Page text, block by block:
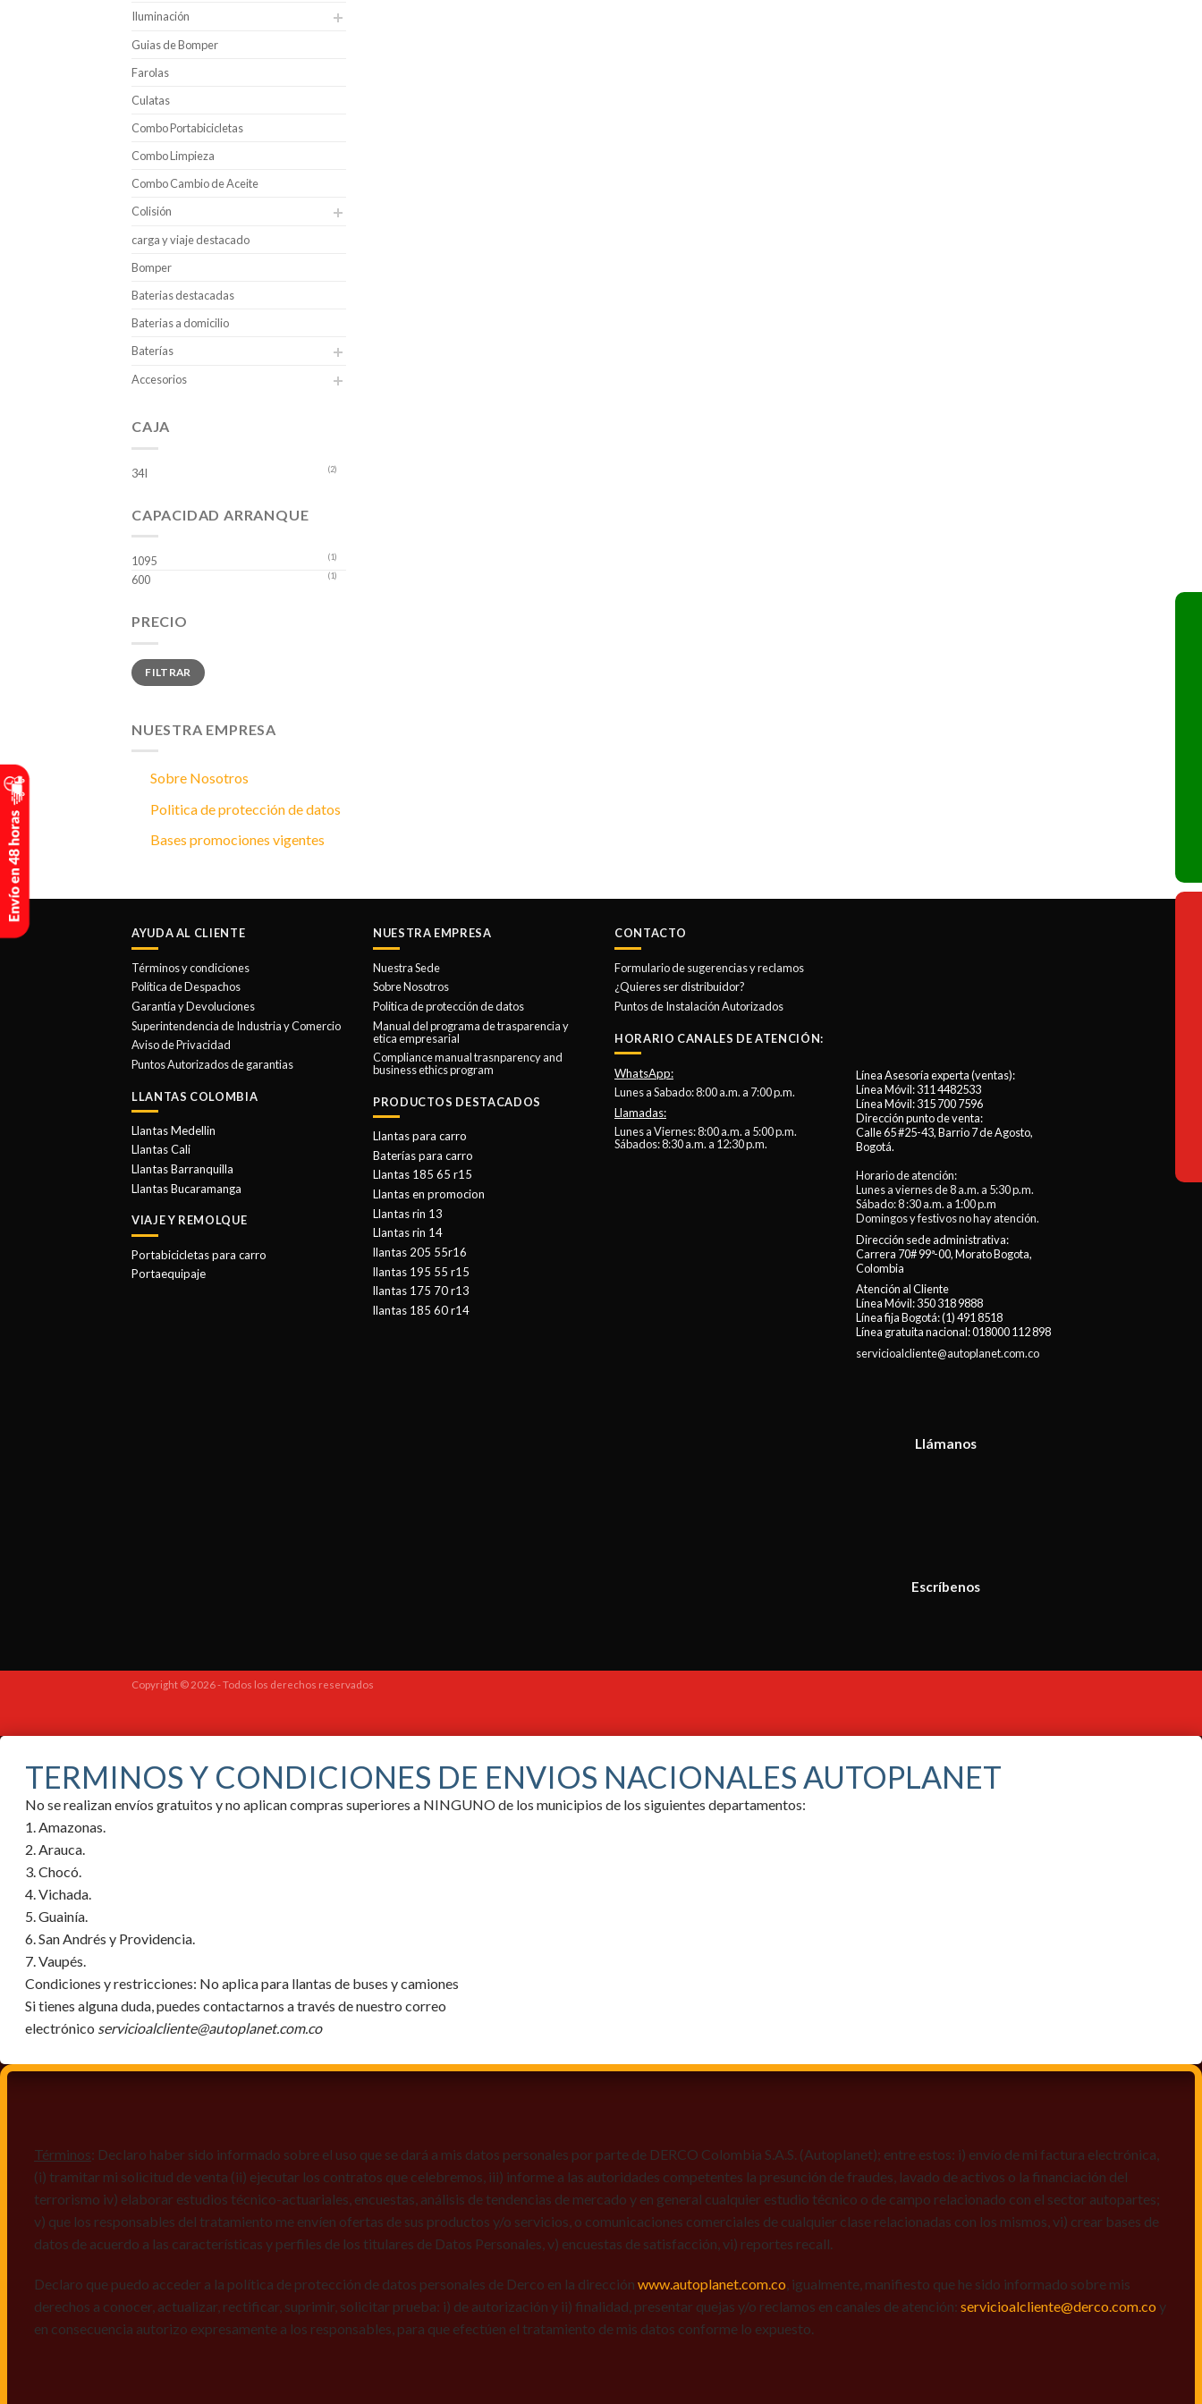
Iluminación
Guias de Bomper
Farolas
Culatas
Combo Portabicicletas
Combo Limpieza
Combo Cambio de Aceite
Colisión
carga y viaje destacado
Bomper
Baterias destacadas
Baterias a domicilio
Baterías
Accesorios
CAJA
34I (2)
CAPACIDAD ARRANQUE
1095 (1)
600 (1)
PRECIO
Precio
mínimo
Precio
máximo
FILTRAR
NUESTRA EMPRESA
Sobre Nosotros
Politica de protección de datos
Bases promociones vigentes
AYUDA AL CLIENTE
Términos y condiciones
Política de Despachos
Garantía y Devoluciones
Superintendencia de Industria y Comercio
Aviso de Privacidad
Puntos Autorizados de garantias
LLANTAS COLOMBIA
Llantas Medellin
Llantas Cali
Llantas Barranquilla
Llantas Bucaramanga
VIAJE Y REMOLQUE
Portabicicletas para carro
Portaequipaje
NUESTRA EMPRESA
Nuestra Sede
Sobre Nosotros
Politica de protección de datos
Manual del programa de trasparencia y
etica empresarial
Compliance manual trasnparency and
business ethics program
PRODUCTOS DESTACADOS
Llantas para carro
Baterías para carro
Llantas 185 65 r15
Llantas en promocion
Llantas rin 13
Llantas rin 14
llantas 205 55r16
llantas 195 55 r15
llantas 175 70 r13
llantas 185 60 r14
CONTACTO
Formulario de sugerencias y reclamos
¿Quieres ser distribuidor?
Puntos de Instalación Autorizados
HORARIO CANALES DE ATENCIÓN:
WhatsApp:
Lunes a Sabado: 8:00 a.m. a 7:00 p.m.
Llamadas:
Lunes a Viernes: 8:00 a.m. a 5:00 p.m.
Sábados: 8:30 a.m. a 12:30 p.m.
Línea Asesoría experta (ventas):
Línea Móvil:311 4482533
Línea Móvil:315 700 7596
Dirección punto de venta:
Calle 65 #25-43, Barrio 7 de Agosto,
Bogotá.
Horario de atención:
Lunes a viernes de 8 a.m. a 5:30 p.m.
Sábado: 8 :30 a.m. a 1:00 p.m
Domingos y festivos no hay atención.
Dirección sede administrativa:
Carrera 70# 99ª-00, Morato Bogota,
Colombia
Atención al Cliente
Línea Móvil:350 318 9888
Línea fija Bogotá:(1) 491 8518
Línea gratuita nacional:018000 112 898
servicioalcliente@autoplanet.com.co
Llámanos
Escríbenos
Copyright © 2026 - Todos los derechos reservados
TERMINOS Y CONDICIONES DE ENVIOS NACIONALES AUTOPLANET
No se realizan envíos gratuitos y no aplican compras superiores a NINGUNO de los municipios de los siguientes departamentos:
1. Amazonas.
2. Arauca.
3. Chocó.
4. Vichada.
5. Guainía.
6. San Andrés y Providencia.
7. Vaupés.
Condiciones y restricciones: No aplica para llantas de buses y camiones
Si tienes alguna duda, puedes contactarnos a través de nuestro correo
electrónico servicioalcliente@autoplanet.com.co
Términos: Declaro haber sido informado sobre el uso que se dará a mis datos personales por parte de DERCO Colombia S.A.S. (Autoplanet); entre estos: i) envío de mi factura electrónica,
(i) tramitar mi solicitud de venta (ii) ejecutar los contratos que celebremos, iii) informe a las autoridades competentes la presunción de fraudes, lavado de activos o la financiación del
terrorismo iv) elaborar estudios técnico-actuariales, encuestas, análisis de tendencias de mercado y en general cualquier estudio técnico o de campo relacionado con el sector autopartes;
v) que los responsables del tratamiento me envíen ofertas de sus productos y/o servicios, o comunicaciones comerciales de cualquier clase relacionadas con los mismos, vi) crear bases de
datos de acuerdo a las características y perfiles de los titulares de Datos Personales, v) encuestas de satisfacción, vi) reportes recall.
Declaro que puedo acceder a la política de protección de datos personales de Derco en la dirección www.autoplanet.com.co , igualmente, manifiesto que he sido informado sobre mis
derechos a conocer, actualizar, rectificar, suprimir, solicitar prueba: i) de autorización y ii) finalidad, presentar quejas y/o reclamos en canales de atención: servicioalcliente@derco.com.co y
en consecuencia autorizo expresamente a los responsables, para que efectúen el tratamiento de mis datos conforme lo expuesto.